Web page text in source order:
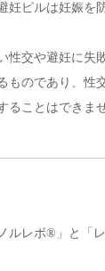
妊ピルは妊娠を
性交や避妊に失
ものであり、性
ることはできま
ルレボ®」と「